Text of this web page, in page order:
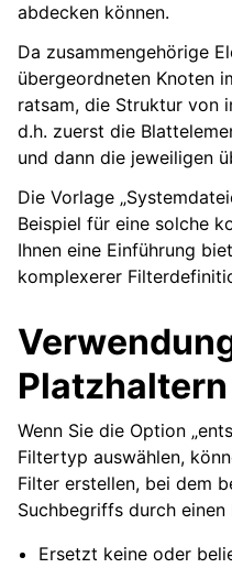
abdecken können.
Da zusammengehörige
übergeordneten Knoten
ratsam, die Struktur von
d.h. zuerst die
und dann die jeweiligen
Die Vorlage
Beispiel für eine solche
Ihnen eine Einführung
komplexerer
Platzhaltern
Wenn Sie die Option
Filtertyp auswählen,
Filter erstellen, bei dem
Suchbegriffs durch
Ersetzt keine oder